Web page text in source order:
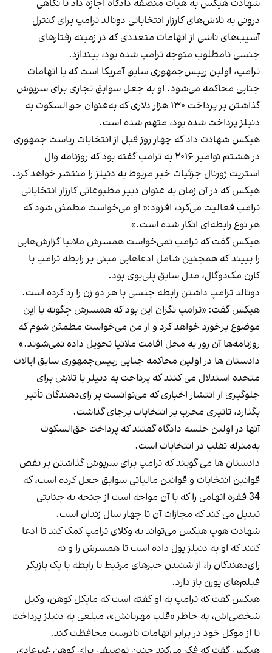
شهادت هیکس به هیات منصفه دادگاه اجازه داد تا نگاهی
درونی به تلاش‌های کارزار انتخاباتی دونالد ترامپ برای کنترل
آسیب‌های ناشی از اتهامات متعددی که در زمینه رفتارهای
جنسی نامطلوب متوجه ترامپ شده بود، بیندازد.
ترامپ، اولین رییس‌جمهوری سابق آمریکا است که با اتهامات
جنایی محاکمه می‌شود. او به جعل سوابق تجاری برای سرپوش
گذاشتن بر پرداخت ۱۳۰ هزار دلاری که به‌عنوان حق‌السکوت به
دنیلز پرداخت شده بود، متهم شده است.
هیکس شهادت داد که چهار روز قبل از انتخابات ریاست جمهوری
در هشتم نوامبر ۲۰۱۶ به ترامپ گفته بود که روزنامه وال
استریت ژورنال جزئیات خبر مربوط به دنیلز را منتشر خواهد کرد.
هیکس که در آن زمان به عنوان دبیر مطبوعاتی کارزار انتخاباتی
ترامپ فعالیت می‌کرد، افزود:« او می‌خواست مطمئن شود که
هر نوع رابطه‌ای انکار شده است.»
هیکس گفت که ترامپ نمی‌خواست همسرش ملانیا گزارش‌هایی
را ببیند که همچنین شامل ادعاهایی مبنی بر رابطه ترامپ با
کارن مک‌دوگال، مدل سابق پلی‌بوی بود.
دونالد ترامپ داشتن رابطه جنسی با هر دو زن را رد کرده است.
هیکس گفت: «ترامپ نگران این بود که همسرش چگونه با این
موضوع برخورد خواهد کرد و از من می‌خواست مطمئن شوم که
روزنامه‌ها آن روز به محل اقامت ملانیا تحویل داده نمی‌شوند.»
دادستان ها در اولین محاکمه جنایی رییس‌جمهوری سابق ایالات
متحده استدلال می کنند که پرداخت به دنیلز با تلاش برای
جلوگیری از انتشار اخباری که می‌توانست بر رای‌دهندگان تأثیر
بگذارد، تاثیری مخرب بر انتخابات برجای گذاشت.
آنها در اولین جلسه دادگاه گفتند که پرداخت حق‌السکوت
به‌منزله تقلب در انتخابات است.
دادستان ها می گویند که ترامپ برای سرپوش گذاشتن بر نقض
قوانین انتخابات و قوانین مالیاتی سوابق جعل کرده است، که
34 فقره اتهامی را که با آن مواجه است از جنحه به جنایتی
تبدیل می کند که مجازات آن تا چهار سال زندان است.
شهادت هوپ هیکس می‌تواند به وکلای ترامپ کمک کند تا ادعا
کنند که او به دنیلز پول داده است تا همسرش را و نه
رای‌دهندگان را، از شنیدن خبرهای مرتبط با رابطه با یک بازیگر
فیلم‌های پورن باز دارد.
هیکس گفت که ترامپ به او گفته است که مایکل کوهن، وکیل
شخصی‌اش، به خاطر «قلب مهربانش»، مبلغی به دنیلز پرداخت
تا از موکل خود در برابر اتهامات نادرست محافظت کند.